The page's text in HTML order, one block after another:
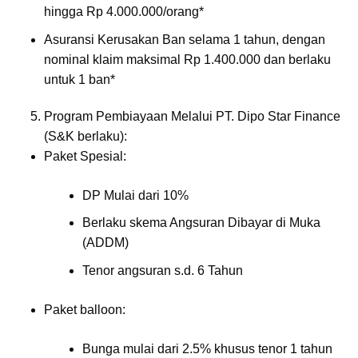
hingga Rp 4.000.000/orang*
Asuransi Kerusakan Ban selama 1 tahun, dengan
nominal klaim maksimal Rp 1.400.000 dan berlaku
untuk 1 ban*
Program Pembiayaan Melalui PT. Dipo Star Finance
(S&K berlaku):
Paket Spesial:
DP Mulai dari 10%
Berlaku skema Angsuran Dibayar di Muka
(ADDM)
Tenor angsuran s.d. 6 Tahun
Paket balloon:
Bunga mulai dari 2.5% khusus tenor 1 tahun